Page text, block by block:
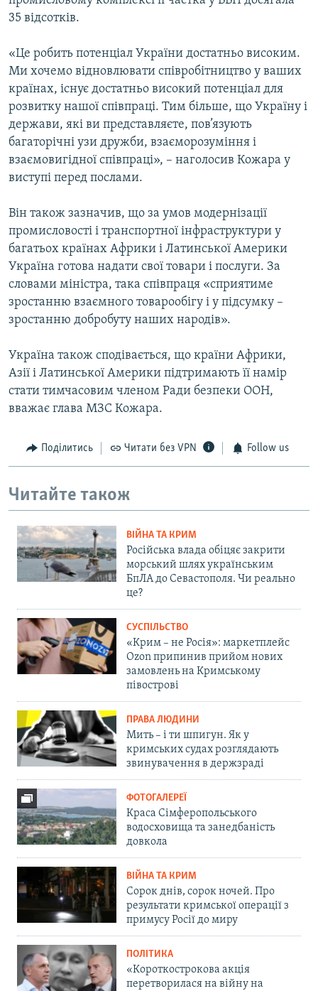
35 відсотків.
«Це робить потенціал України достатньо високим.
Ми хочемо відновлювати співробітництво у ваших
країнах, існує достатньо високий потенціал для
розвитку нашої співпраці. Тим більше, що Україну і
держави, які ви представляєте, пов’язують
багаторічні узи дружби, взаєморозуміння і
взаємовигідної співпраці», – наголосив Кожара у
виступі перед послами.
Він також зазначив, що за умов модернізації
промисловості і транспортної інфраструктури у
багатьох країнах Африки і Латинської Америки
Україна готова надати свої товари і послуги. За
словами міністра, така співпраця «сприятиме
зростанню взаємного товарообігу і у підсумку –
зростанню добробуту наших народів».
Україна також сподівається, що країни Африки,
Азії і Латинської Америки підтримають її намір
стати тимчасовим членом Ради безпеки ООН,
вважає глава МЗС Кожара.
Поділитись Читати без VPN Follow us
Читайте також
ВІЙНА ТА КРИМ
Російська влада обіцяє закрити
морський шлях українським
БпЛА до Севастополя. Чи реально
це?
СУСПІЛЬСТВО
«Крим – не Росія»: маркетплейс
Ozon припинив прийом нових
замовлень на Кримському
півострові
ПРАВА ЛЮДИНИ
Мить – і ти шпигун. Як у
кримських судах розглядають
звинувачення в держзраді
ФОТОГАЛЕРЕЇ
Краса Сімферопольського
водосховища та занедбаність
довкола
ВІЙНА ТА КРИМ
Сорок днів, сорок ночей. Про
результати кримської операції з
примусу Росії до миру
ПОЛІТИКА
«Короткострокова акція
перетворилася на війну на